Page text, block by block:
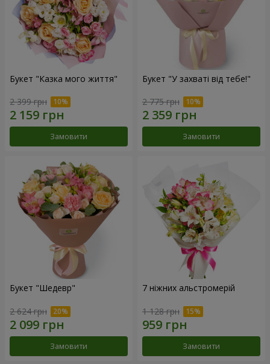
Букет "Казка мого життя"
2 399 грн
Замовити
Букет "У захваті від тебе!"
2 775 грн
Замовити
Букет "Шедевр"
2 624 грн
Замовити
7 ніжних альстромерій
1 128 грн
Замовити